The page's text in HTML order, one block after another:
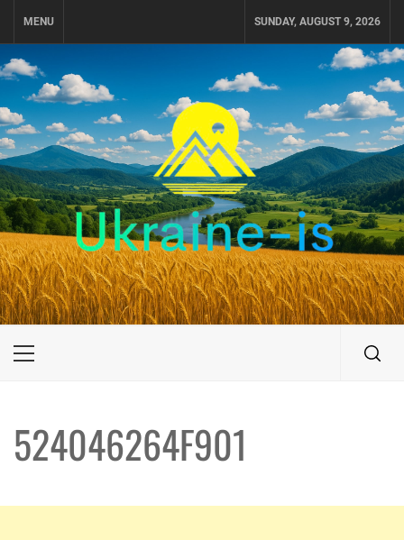
MENU SUNDAY, AUGUST 9, 2026
UKRAINE-IS
ПУТЕШЕСТВИЕ ПО УКРАИНЕ
Primary
524046264F901